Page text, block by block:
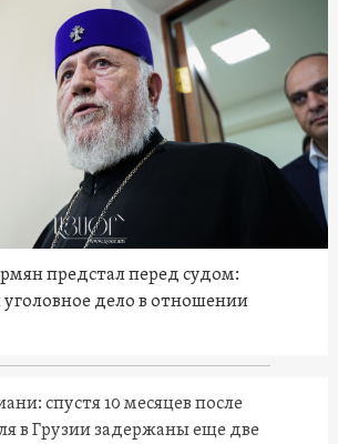
предстал перед судом:
уголовное дело в отношении
спустя 10 месяцев после
в Грузии задержаны еще две